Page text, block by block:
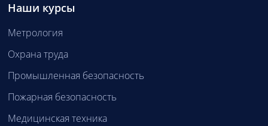
Наши курсы
Метрология
Охрана труда
Промышленная безопасность
Пожарная безопасность
Медицинская техника